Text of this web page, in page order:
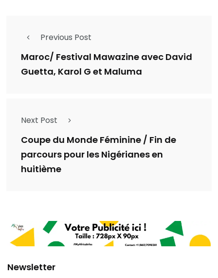
Previous Post
Maroc/ Festival Mawazine avec David
Guetta, Karol G et Maluma
Next Post
Coupe du Monde Féminine / Fin de
parcours pour les Nigérianes en
huitième
Newsletter